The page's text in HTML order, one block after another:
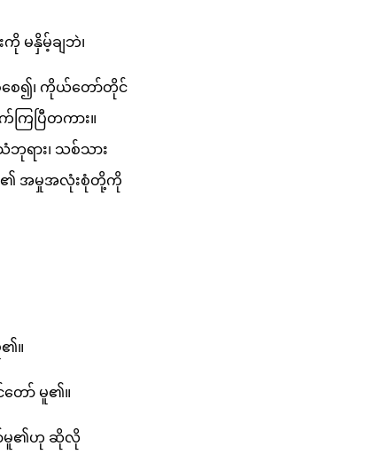
မနှိမ့်ချဘဲ၊
ေ၍၊ ကိုယ်တော်တိုင်
ကြပြီတကား။
ဘုရား၊ သစ်သား
၏ အမှုအလုံးစုံတို့ကို
။
တော် မူ၏။
ာ်မူ၏ဟု ဆိုလို